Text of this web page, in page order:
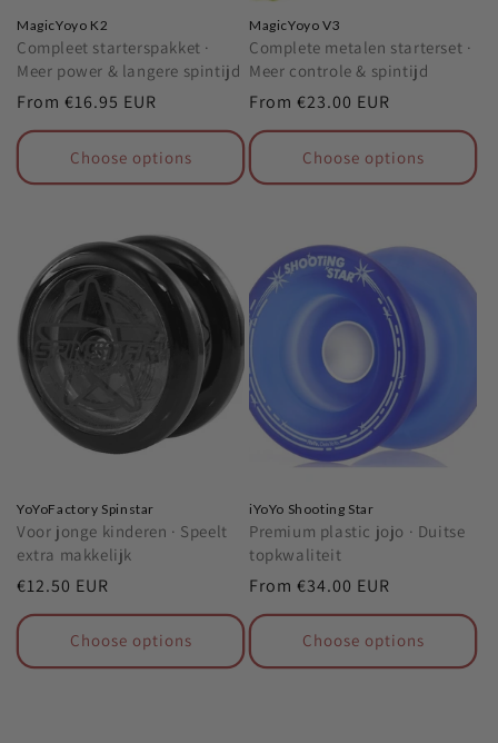
MagicYoyo K2
Compleet starterspakket ·
Meer power & langere spintijd
Regular
price
From €16.95 EUR
Choose options
MagicYoyo V3
Complete metalen starterset ·
Meer controle & spintijd
Regular
price
From €23.00 EUR
Choose options
YoYoFactory Spinstar
Voor jonge kinderen · Speelt
extra makkelijk
Regular
price
€12.50 EUR
Choose options
iYoYo Shooting Star
Premium plastic jojo · Duitse
topkwaliteit
Regular
price
From €34.00 EUR
Choose options